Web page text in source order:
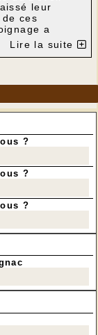
leur
ces
a
les livres
sous la
signé son
de fer :
(devise en
pas le travail
;
(équerre et
Lire la suite
?
?
?